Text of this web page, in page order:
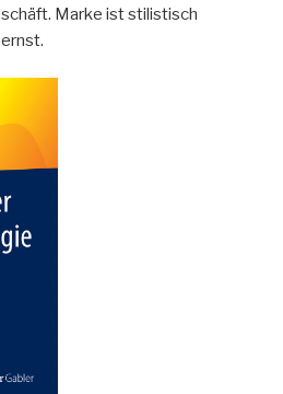
Marke ist stilistisch